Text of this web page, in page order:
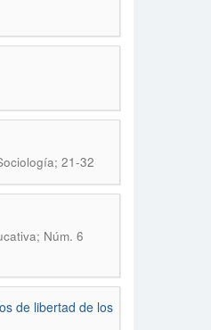
21-32
Núm. 6
de libertad de los